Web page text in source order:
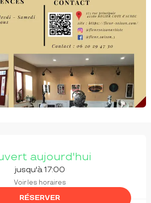
aujourd'hui
jusqu'à 17:00
Voir les horaires
RÉSERVER